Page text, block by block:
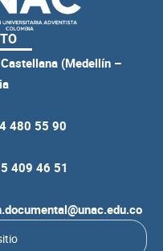
(Medellín –
480 55 90
409 46 51